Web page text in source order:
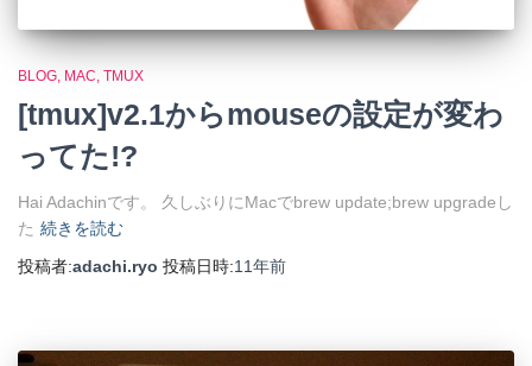
BLOG MAC TMUX
[tmux]v2.1からmouseの設定が変わ
ってた!?
Hai Adachinです。 久しぶりにMacでbrew update;brew upgradeし
た 続きを読む
投稿者:adachi.ryo 投稿日時:11年前